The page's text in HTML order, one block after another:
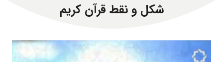
شکل و نقط قرآن کریم